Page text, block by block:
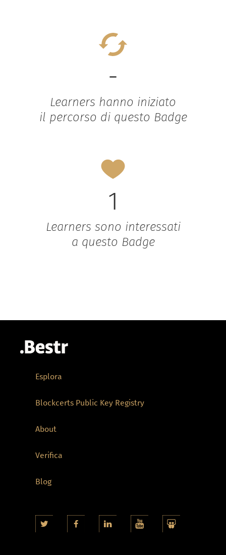
-
Learners hanno iniziato
il percorso di questo Badge
1
Learners sono interessati
a questo Badge
Esplora
Blockcerts Public Key Registry
About
Verifica
Blog